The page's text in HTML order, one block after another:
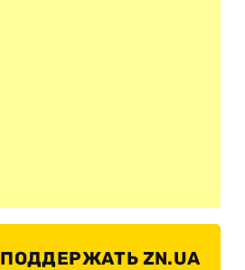
ПОДДЕРЖАТЬ ZN.UA